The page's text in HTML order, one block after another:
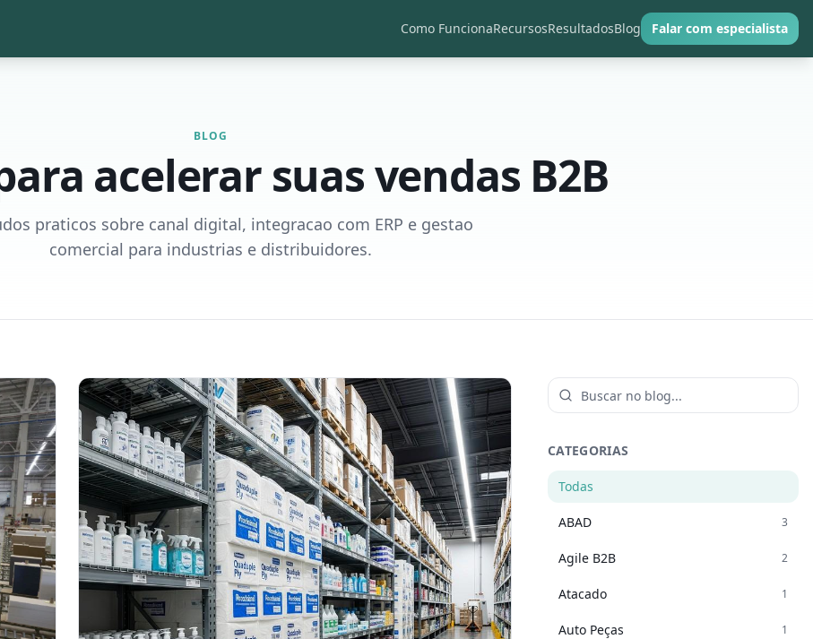
Como FuncionaRecursosResultadosBlog Falar com especialista
BLOG
acelerar suas vendas B2B
praticos sobre canal digital, integracao com ERP e gestao
comercial para industrias e distribuidores.
CATEGORIAS
Todas
ABAD 3
Agile B2B 2
Atacado 1
Auto Peças 1